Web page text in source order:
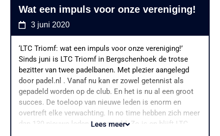
Wat een impuls voor onze vereniging!
3 juni 2020
‘LTC Triomf: wat een impuls voor onze vereniging!’
Sinds juni is LTC Triomf in Bergschenhoek de trotse
bezitter van twee padelbanen. Met plezier aangelegd
door padel.nl . Vanaf nu kan er zowel getennist als
gepadeld worden op de club. En het is nu al een groot
succes. De toeloop van nieuwe leden is enorm en
overtreft elke verwachting. In no time hebben zich meer
dan 130 nieuwe leden aangemeld. Zo is en blijft LTC
Lees meer